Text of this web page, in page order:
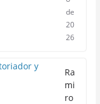
de
20
26
Ra
mi
ro